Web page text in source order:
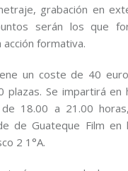
grabación en
serán los que
formativa.
un coste de 40
plazas. Se impartirá en
18.00 a 21.00
de Guateque Film en
2 1°A.